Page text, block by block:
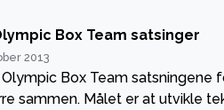
Box Team satsinger
2013
Box Team
sammen. Målet er at utvikle